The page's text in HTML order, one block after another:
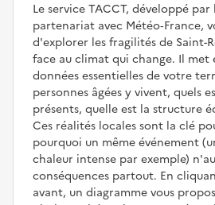
Le service TACCT, développé par
partenariat avec Météo‑France,
d'explorer les fragilités de Saint-
face au climat qui change. Il met
données essentielles de votre
personnes âgées y vivent, quels
présents, quelle est la structure
Ces réalités locales sont la clé
pourquoi un même événement
chaleur intense par exemple)
conséquences partout. En
avant, un diagramme vous